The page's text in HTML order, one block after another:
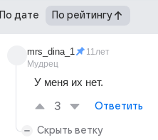
По дате По рейтингу
mrs_dina_1
Мудрец
11лет
У меня их нет.
3 Ответить
Скрыть ветку